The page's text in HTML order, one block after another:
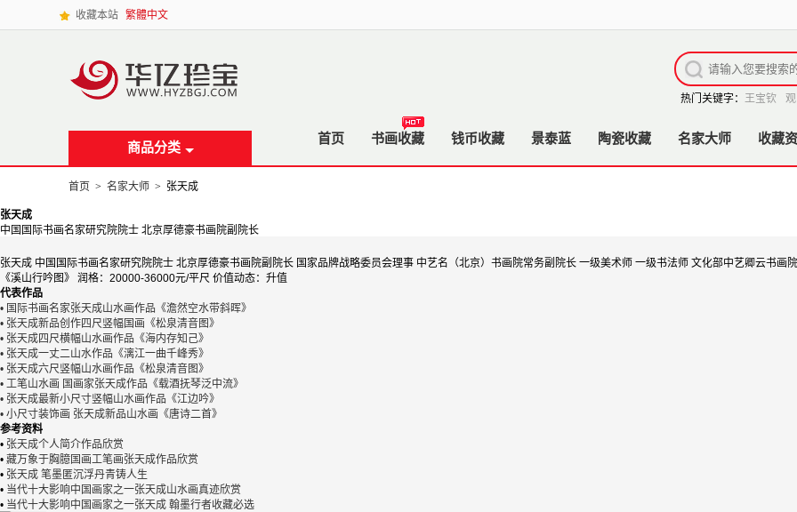
收藏本站 繁體中文
商品分类
热门关键字： 王宝钦
首页 书画收藏 钱币收藏 景泰蓝 陶瓷收藏 名家大师 收藏
首页 > 名家大师 > 张天成
张天成
中国国际书画名家研究院院士 北京厚德豪书画院副院长
张天成 中国国际书画名家研究院院士 北京厚德豪书画院副院长 国家品牌战略委员会理事 中艺名（北京）书画院常务副院长 一级美术师 一级书法师 文化部中艺卿云书
《溪山行吟图》 润格：20000-36000元/平尺 价值动态：升值
代表作品
• 国际书画名家张天成山水画作品《澹然空水带斜晖》
• 张天成新品创作四尺竖幅国画《松泉清音图》
• 张天成四尺横幅山水画作品《海内存知己》
• 张天成一丈二山水作品《漓江一曲千峰秀》
• 张天成六尺竖幅山水画作品《松泉清音图》
• 工笔山水画 国画家张天成作品《载酒抚琴泛中流》
• 张天成最新小尺寸竖幅山水画作品《江边吟》
• 小尺寸装饰画 张天成新品山水画《唐诗二首》
参考资料
• 张天成个人简介作品欣赏
• 藏万象于胸臆国画工笔画张天成作品欣赏
• 张天成 笔墨匿沉浮丹青铸人生
• 当代十大影响中国画家之一张天成山水画真迹欣赏
• 当代十大影响中国画家之一张天成 翰墨行者收藏必选